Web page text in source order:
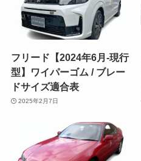
フリード【2024年6月-現行
型】ワイパーゴム / ブレー
ドサイズ適合表
2025年2月7日